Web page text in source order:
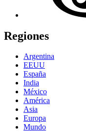
Regiones
Argentina
EEUU
España
India
México
América
Asia
Europa
Mundo